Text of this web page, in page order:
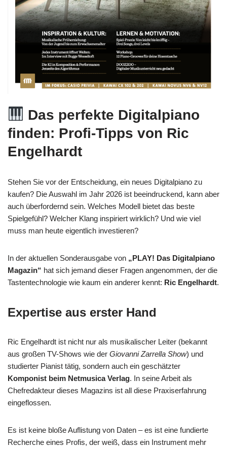
Das perfekte Digitalpiano
finden: Profi-Tipps von Ric
Engelhardt
Stehen Sie vor der Entscheidung, ein neues Digitalpiano zu
kaufen? Die Auswahl im Jahr 2026 ist beeindruckend, kann aber
auch überfordernd sein. Welches Modell bietet das beste
Spielgefühl? Welcher Klang inspiriert wirklich? Und wie viel
muss man heute eigentlich investieren?
In der aktuellen Sonderausgabe von „PLAY! Das Digitalpiano
Magazin“ hat sich jemand dieser Fragen angenommen, der die
Tastentechnologie wie kaum ein anderer kennt: Ric Engelhardt.
Expertise aus erster Hand
Ric Engelhardt ist nicht nur als musikalischer Leiter (bekannt
aus großen TV-Shows wie der Giovanni Zarrella Show) und
studierter Pianist tätig, sondern auch ein geschätzter
Komponist beim Netmusica Verlag. In seine Arbeit als
Chefredakteur dieses Magazins ist all diese Praxiserfahrung
eingeflossen.
Es ist keine bloße Auflistung von Daten – es ist eine fundierte
Recherche eines Profis, der weiß, dass ein Instrument mehr